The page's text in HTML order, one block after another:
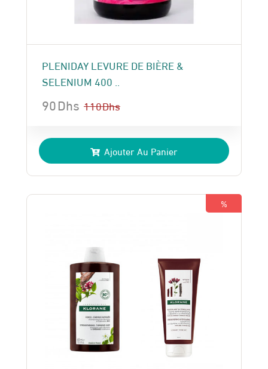
PLENIDAY LEVURE DE BIÈRE &
SELENIUM 400 ..
110Dhs
prix
initial
était :
110 Dhs.
90Dhs
prix
actuel
est :
90 Dhs.
Ajouter Au Panier
%